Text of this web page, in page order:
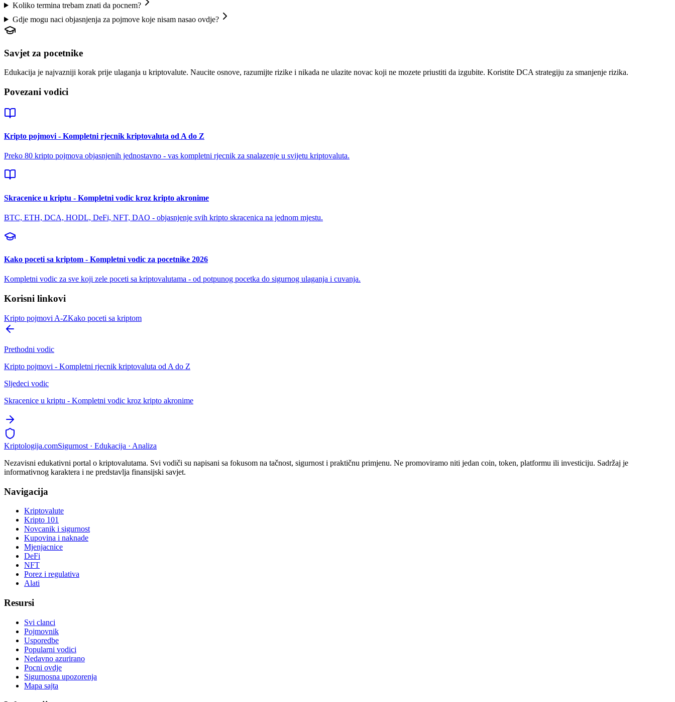
Koliko termina trebam znati da pocnem?
Gdje mogu naci objasnjenja za pojmove koje nisam nasao ovdje?
Savjet za pocetnike
Edukacija je najvazniji korak prije ulaganja u kriptovalute. Naucite osnove, razumijte rizike i nikada ne ulazite novac koji ne mozete priustiti da izgubite. Koristite DCA strategiju za smanjenje rizika.
Povezani vodici
Kripto pojmovi - Kompletni rjecnik kriptovaluta od A do Z
Preko 80 kripto pojmova objasnjenih jednostavno - vas kompletni rjecnik za snalazenje u svijetu kriptovaluta.
Skracenice u kriptu - Kompletni vodic kroz kripto akronime
BTC, ETH, DCA, HODL, DeFi, NFT, DAO - objasnjenje svih kripto skracenica na jednom mjestu.
Kako poceti sa kriptom - Kompletni vodic za pocetnike 2026
Kompletni vodic za sve koji zele poceti sa kriptovalutama - od potpunog pocetka do sigurnog ulaganja i cuvanja.
Korisni linkovi
Kripto pojmovi A-ZKako poceti sa kriptom
Prethodni vodic
Kripto pojmovi - Kompletni rjecnik kriptovaluta od A do Z
Sljedeci vodic
Skracenice u kriptu - Kompletni vodic kroz kripto akronime
Kriptologija.comSigurnost · Edukacija · Analiza
Nezavisni edukativni portal o kriptovalutama. Svi vodiči su napisani sa fokusom na tačnost, sigurnost i praktičnu primjenu. Ne promoviramo niti jedan coin, token, platformu ili investiciju. Sadržaj je
informativnog karaktera i ne predstavlja finansijski savjet.
Navigacija
Kriptovalute
Kripto 101
Novcanik i sigurnost
Kupovina i naknade
Mjenjacnice
DeFi
NFT
Porez i regulativa
Alati
Resursi
Svi clanci
Pojmovnik
Usporedbe
Popularni vodici
Nedavno azurirano
Pocni ovdje
Sigurnosna upozorenja
Mapa sajta